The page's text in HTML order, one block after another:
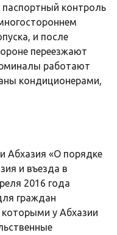
контроль
и после
переезжают
работают
кондиционерами,
Абхазия «О порядке
и въезда в
2016 года
граждан
которыми у Абхазии